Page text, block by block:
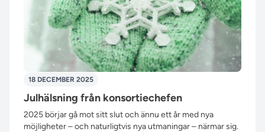
18 DECEMBER 2025
Julhälsning från konsortiechefen
2025 börjar gå mot sitt slut och ännu ett år med nya
möjligheter – och naturligtvis nya utmaningar – närmar sig.